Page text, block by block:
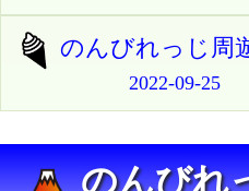
のんびれっじ周
2022-09-25
のんびれ